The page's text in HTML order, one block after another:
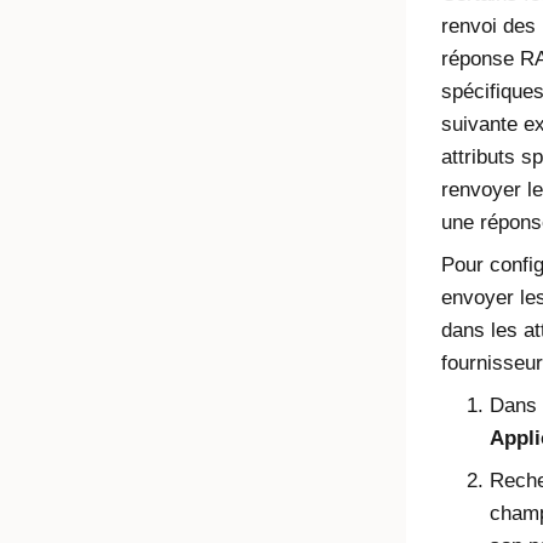
renvoi des
réponse
suivante
attributs
renvoyer
une
Pour
envoyer
dans les